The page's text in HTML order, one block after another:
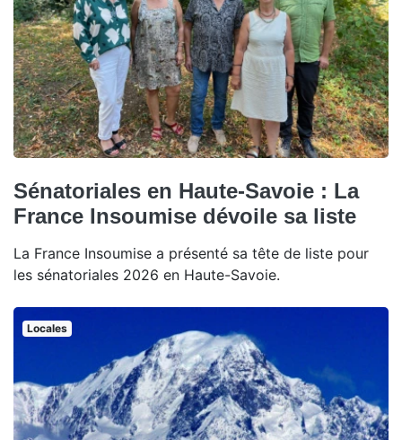
Sénatoriales en Haute-Savoie : La
France Insoumise dévoile sa liste
La France Insoumise a présenté sa tête de liste pour
les sénatoriales 2026 en Haute-Savoie.
Locales